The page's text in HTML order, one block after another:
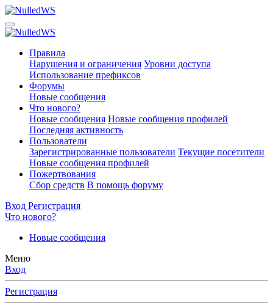
Правила
Нарушения и ограничения Уровни доступа
Использование префиксов
Форумы
Новые сообщения
Что нового?
Новые сообщения Новые сообщения профилей
Последняя активность
Пользователи
Зарегистрированные пользователи Текущие посетители
Новые сообщения профилей
Пожертвования
Сбор средств В помощь форуму
Вход Регистрация
Что нового?
Новые сообщения
Меню
Вход
Регистрация